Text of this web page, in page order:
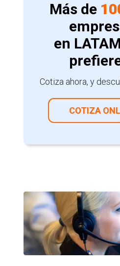
Más de
en
Cotiza ahora, y
COTIZA